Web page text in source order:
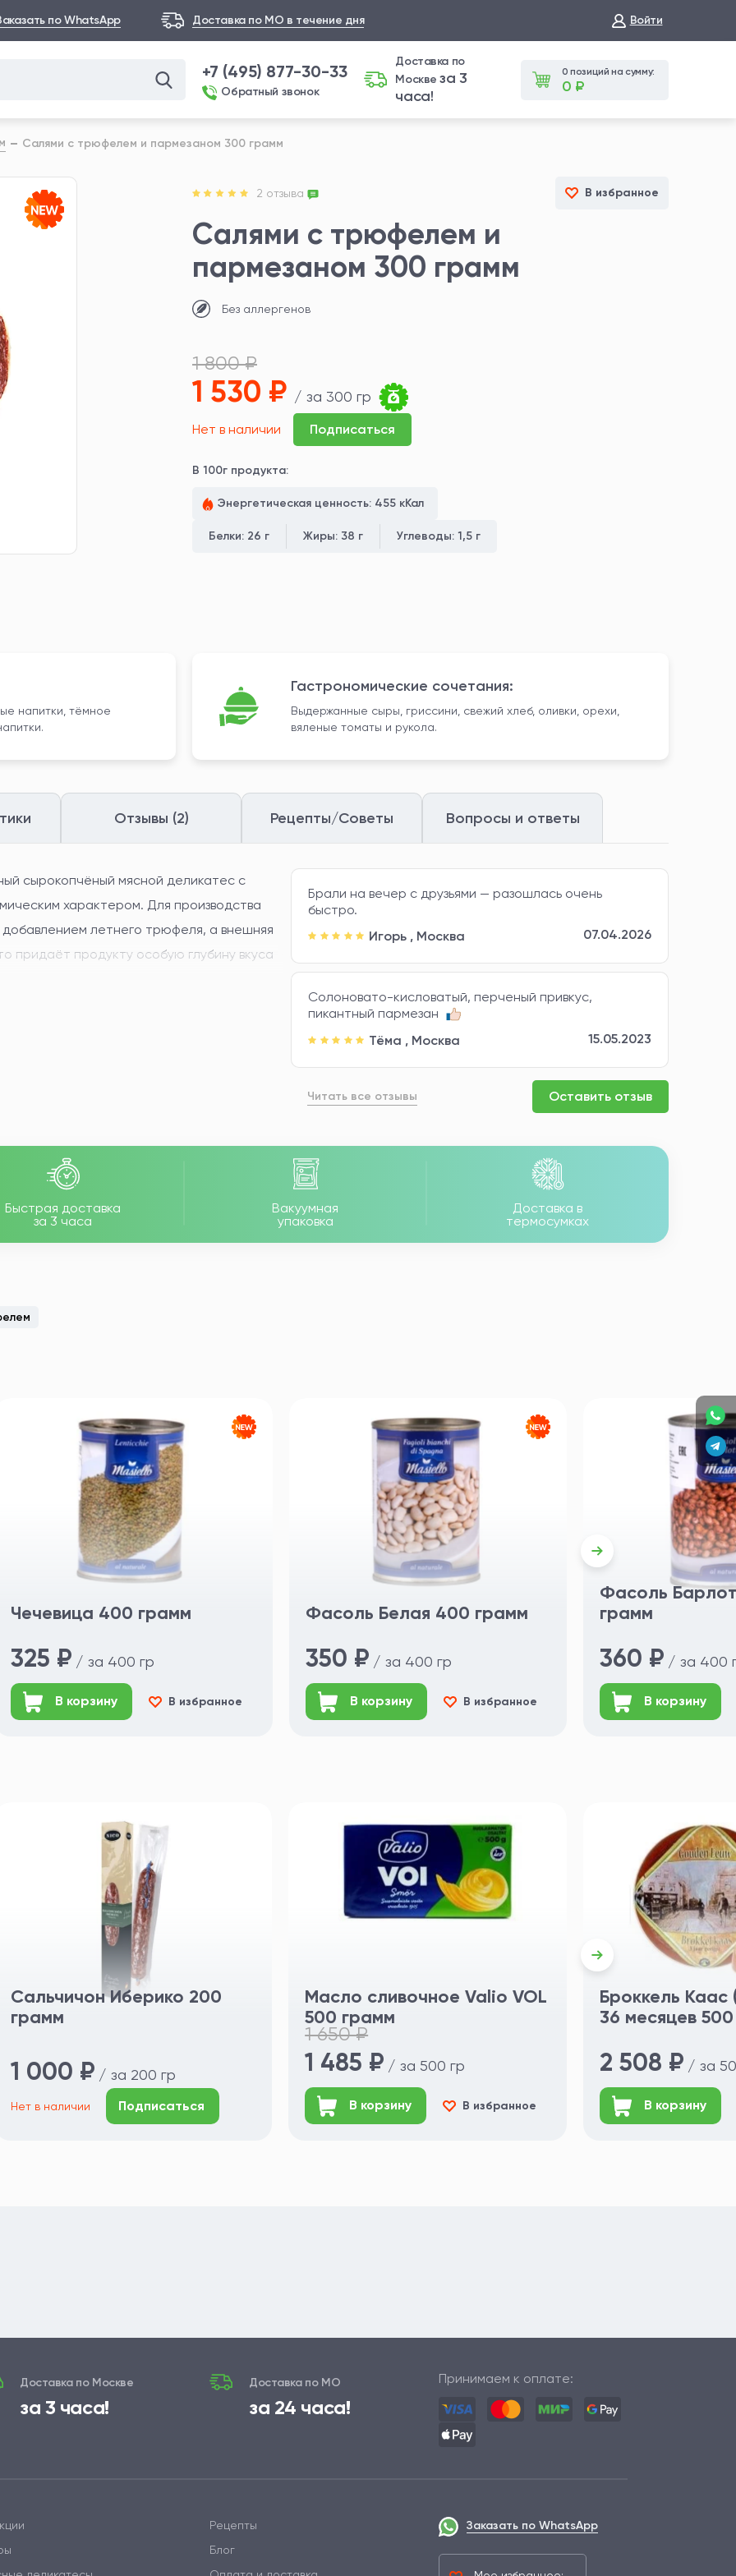
по WhatsApp Доставка по МО в течение дня Войти
+7 (495) 877-30-33
Обратный звонок
Доставка по
Москвеза 3
часа!
0 позиций на сумму:
0 ₽
Салями с трюфелем и пармезаном 300 грамм
2 отзыва В избранное
Салями с трюфелем и
пармезаном 300 грамм
Без аллергенов
1 800 ₽
1 530 ₽ / за 300 гр
Нет в наличии Подписаться
В 100г продукта:
Энергетическая ценность: 455 кКал
Белки: 26 г Жиры: 38 г Углеводы: 1,5 г
напитки, тёмное
Гастрономические сочетания:
Выдержанные сыры, гриссини, свежий хлеб, оливки, орехи,
вяленые томаты и рукола.
Отзывы (2) Рецепты/Советы Вопросы и ответы
сырокопчёный мясной деликатес с
характером. Для производства
летнего трюфеля, а внешняя
придаёт продукту особую глубину вкуса
сетов, закусок и мясных
Брали на вечер с друзьями — разошлась очень
быстро.
Игорь , Москва 07.04.2026
Солоновато-кисловатый, перченый привкус,
пикантный пармезан
Тёма , Москва 15.05.2023
Читать все отзывы Оставить отзыв
Быстрая доставка
за 3 часа
Вакуумная
упаковка
Доставка в
термосумках
Чечевица 400 грамм
325 ₽ / за 400 гр
В корзину В избранное
Фасоль Белая 400 грамм
350 ₽ / за 400 гр
В корзину В избранное
Фасоль
грамм
360 ₽ / за 400
В корзину
Сальчичон Иберико 200
грамм
1 000 ₽ / за 200 гр
Нет в наличии Подписаться
Масло сливочное Valio VOL
500 грамм
1 650 ₽
1 485 ₽ / за 500 гр
В корзину В избранное
Броккель Каас
36 месяцев
2 508 ₽ / за
В корзину
Доставка по Москве
за 3 часа!
Доставка по МО
за 24 часа!
Принимаем к оплате:
Рецепты
Блог
Заказать по WhatsApp